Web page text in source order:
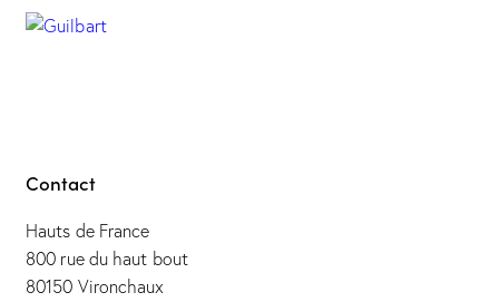
Contact
Hauts de France
800 rue du haut bout
80150 Vironchaux